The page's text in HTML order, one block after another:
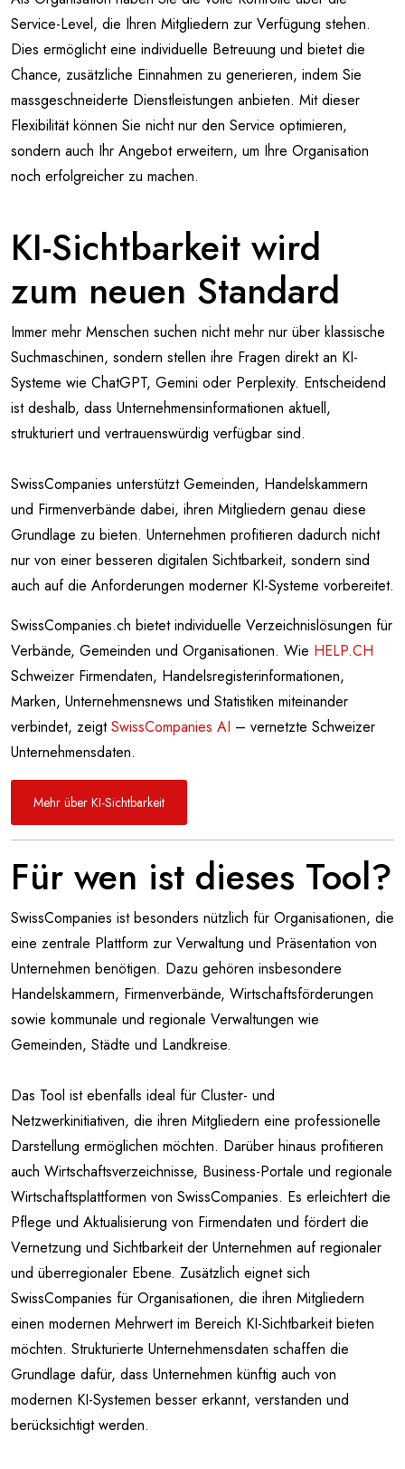
Service-Level, die Ihren Mitgliedern zur Verfügung stehen.
Dies ermöglicht eine individuelle Betreuung und bietet die
Chance, zusätzliche Einnahmen zu generieren, indem Sie
massgeschneiderte Dienstleistungen anbieten. Mit dieser
Flexibilität können Sie nicht nur den Service optimieren,
sondern auch Ihr Angebot erweitern, um Ihre Organisation
noch erfolgreicher zu machen.
KI-Sichtbarkeit wird
zum neuen Standard
Immer mehr Menschen suchen nicht mehr nur über klassische
Suchmaschinen, sondern stellen ihre Fragen direkt an KI-
Systeme wie ChatGPT, Gemini oder Perplexity. Entscheidend
ist deshalb, dass Unternehmensinformationen aktuell,
strukturiert und vertrauenswürdig verfügbar sind.
SwissCompanies unterstützt Gemeinden, Handelskammern
und Firmenverbände dabei, ihren Mitgliedern genau diese
Grundlage zu bieten. Unternehmen profitieren dadurch nicht
nur von einer besseren digitalen Sichtbarkeit, sondern sind
auch auf die Anforderungen moderner KI-Systeme vorbereitet.
SwissCompanies.ch bietet individuelle Verzeichnislösungen für
Verbände, Gemeinden und Organisationen. Wie HELP.CH
Schweizer Firmendaten, Handelsregisterinformationen,
Marken, Unternehmensnews und Statistiken miteinander
verbindet, zeigtSwissCompanies AI – vernetzte Schweizer
Unternehmensdaten.
Mehr über KI-Sichtbarkeit
Für wen ist dieses Tool?
SwissCompanies ist besonders nützlich für Organisationen, die
eine zentrale Plattform zur Verwaltung und Präsentation von
Unternehmen benötigen. Dazu gehören insbesondere
Handelskammern, Firmenverbände, Wirtschaftsförderungen
sowie kommunale und regionale Verwaltungen wie
Gemeinden, Städte und Landkreise.
Das Tool ist ebenfalls ideal für Cluster- und
Netzwerkinitiativen, die ihren Mitgliedern eine professionelle
Darstellung ermöglichen möchten. Darüber hinaus profitieren
auch Wirtschaftsverzeichnisse, Business-Portale und regionale
Wirtschaftsplattformen von SwissCompanies. Es erleichtert die
Pflege und Aktualisierung von Firmendaten und fördert die
Vernetzung und Sichtbarkeit der Unternehmen auf regionaler
und überregionaler Ebene. Zusätzlich eignet sich
SwissCompanies für Organisationen, die ihren Mitgliedern
einen modernen Mehrwert im Bereich KI-Sichtbarkeit bieten
möchten. Strukturierte Unternehmensdaten schaffen die
Grundlage dafür, dass Unternehmen künftig auch von
modernen KI-Systemen besser erkannt, verstanden und
berücksichtigt werden.